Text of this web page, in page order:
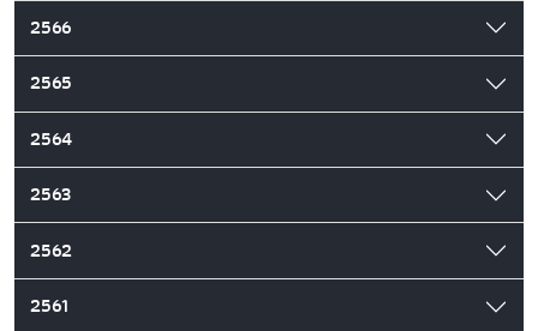
2566
2565
2564
2563
2562
2561